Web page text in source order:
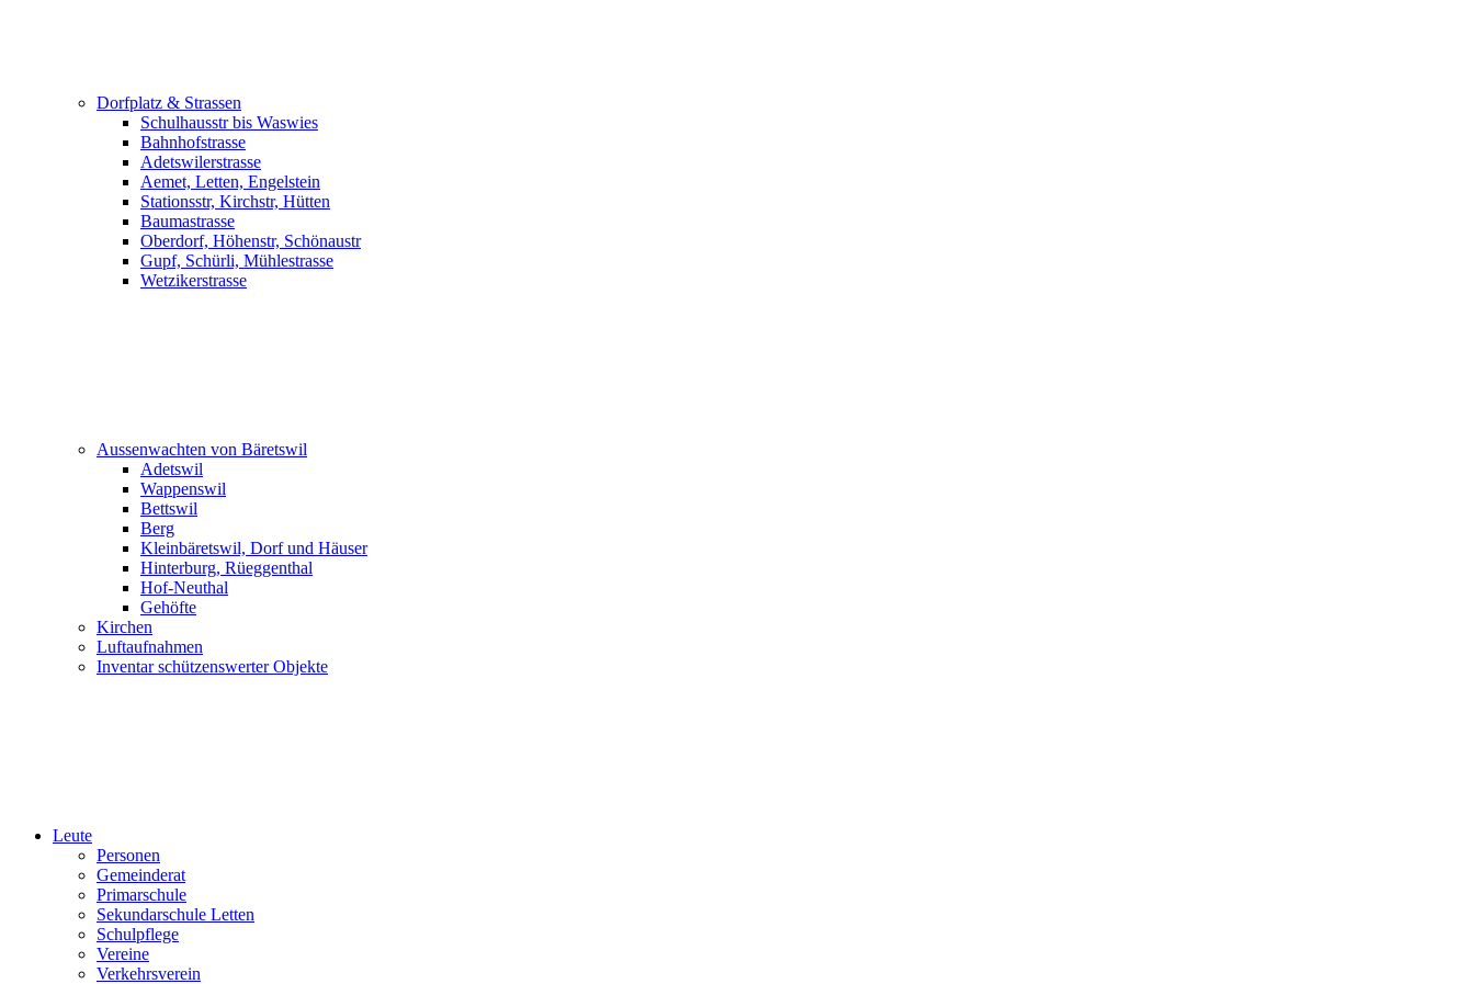
Dorfplatz & Strassen
Schulhausstr bis Waswies
Bahnhofstrasse
Adetswilerstrasse
Aemet, Letten, Engelstein
Stationsstr, Kirchstr, Hütten
Baumastrasse
Oberdorf, Höhenstr, Schönaustr
Gupf, Schürli, Mühlestrasse
Wetzikerstrasse
Aussenwachten von Bäretswil
Adetswil
Wappenswil
Bettswil
Berg
Kleinbäretswil, Dorf und Häuser
Hinterburg, Rüeggenthal
Hof-Neuthal
Gehöfte
Kirchen
Luftaufnahmen
Inventar schützenswerter Objekte
Leute
Personen
Gemeinderat
Primarschule
Sekundarschule Letten
Schulpflege
Vereine
Verkehrsverein